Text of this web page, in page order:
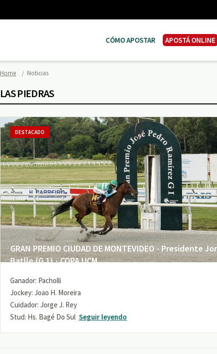
CÓMO APOSTAR APOSTÁ ONLINE
Home Noticias
LAS PIEDRAS
GRAN PREMIO CIUDAD DE MONTEVIDEO - Presidente
Batlle (G 1) - COPA UCM
DESTACADO
Ganador: Pacholli
Jockey: Joao H. Moreira
Cuidador: Jorge J. Rey
Stud: Hs. Bagé Do Sul Seguir leyendo